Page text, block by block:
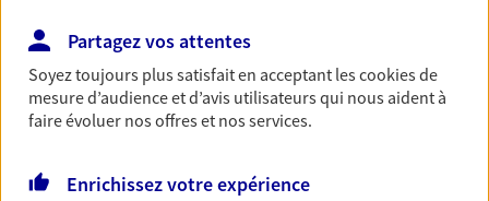
Cautillo Et Delplace
Agents Généraux d'assurance exclusif AXA
France
100 Rue De Valenciennes, 59500 Douai
Ouvre à 09:00
Partagez vos attentes
Soyez toujours plus satisfait en acceptant lescookiesde
mesure d’audience et d’avis utilisateurs qui nous aident à
faire évoluer nos offres et nos services.
Enrichissez votre expérience